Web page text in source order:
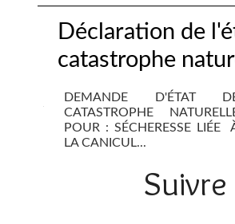
Déclaration de
catastrophe
DEMANDE D'ÉTAT
CATASTROPHE
POUR : SÉCHERESSE LIÉE
LA CANICUL...